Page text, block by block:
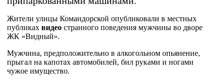
Жители улицы Командорской опубликовали в местных
публиках видео странного поведения мужчины во дворе
ЖК «Видный».
Мужчина, предположительно в алкогольном опьянение,
прыгал на капотах автомобилей, бил руками и ногами
чужое имущество.